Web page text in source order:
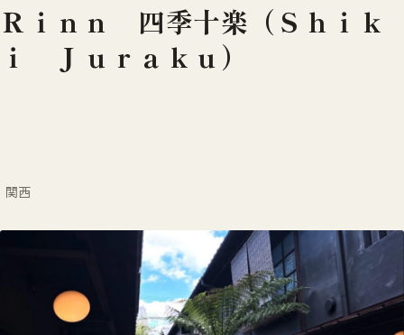
Ｒｉｎｎ 四季十楽（Ｓｈｉｋ
ｉ Ｊｕｒａｋｕ）
関西